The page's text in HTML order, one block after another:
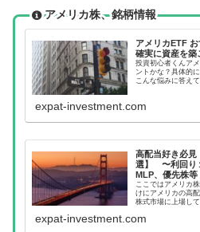
アメリカ株、銘柄情報
アメリカETF
確実に資産を築
投資初心者くんア
ントかな？具体的
こんな悩みに答え
expat-investment.com
高配当好き必見
選】 〜利回り
MLP、優先株
ここではアメリカ
けにアメリカの高
株式市場に上場し
資信託と違い、メ
expat-investment.com